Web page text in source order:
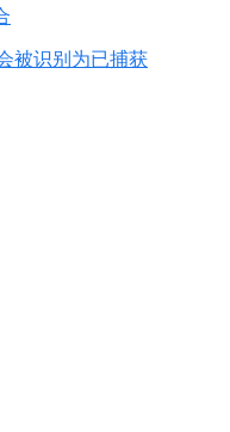
被识别为已捕获